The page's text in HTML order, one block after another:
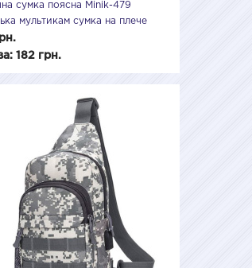
сумка поясна Minik-479
мультикам сумка на плече
тактичні сумки Mi
182 грн.